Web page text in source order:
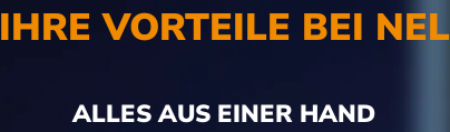
IHRE VORTEILE BEI NEL
ALLES AUS EINER HAND